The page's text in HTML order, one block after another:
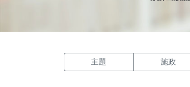
主題 施政